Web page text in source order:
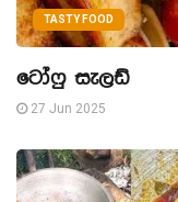
TASTY FOOD
ටෝෆු සැලඩ්
27 Jun 2025